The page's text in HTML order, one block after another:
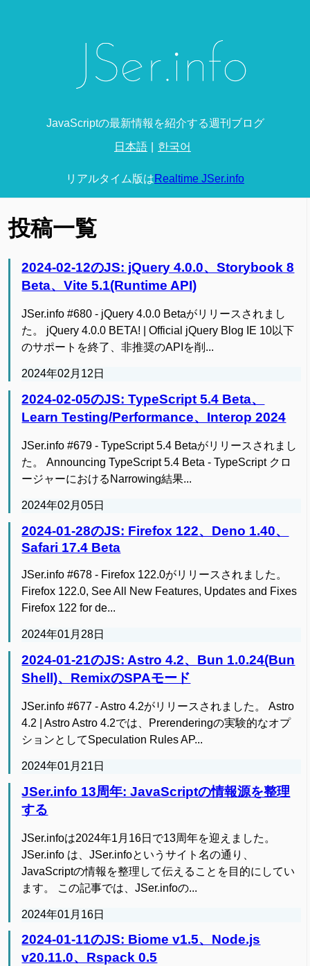
JavaScriptの最新情報を紹介する週刊ブログ
日本語 한국어
リアルタイム版はRealtime JSer.info
投稿一覧
2024-02-12のJS: jQuery 4.0.0、Storybook 8
Beta、Vite 5.1(Runtime API)
JSer.info #680 - jQuery 4.0.0 Betaがリリースされまし
た。 jQuery 4.0.0 BETA! | Official jQuery Blog IE 10以下
のサポートを終了、非推奨のAPIを削...
2024年02月12日
2024-02-05のJS: TypeScript 5.4 Beta、
Learn Testing/Performance、Interop 2024
JSer.info #679 - TypeScript 5.4 Betaがリリースされまし
た。 Announcing TypeScript 5.4 Beta - TypeScript クロ
ージャーにおけるNarrowing結果...
2024年02月05日
2024-01-28のJS: Firefox 122、Deno 1.40、
Safari 17.4 Beta
JSer.info #678 - Firefox 122.0がリリースされました。
Firefox 122.0, See All New Features, Updates and Fixes
Firefox 122 for de...
2024年01月28日
2024-01-21のJS: Astro 4.2、Bun 1.0.24(Bun
Shell)、RemixのSPAモード
JSer.info #677 - Astro 4.2がリリースされました。 Astro
4.2 | Astro Astro 4.2では、Prerenderingの実験的なオプ
ションとしてSpeculation Rules AP...
2024年01月21日
JSer.info 13周年: JavaScriptの情報源を整理
する
JSer.infoは2024年1月16日で13周年を迎えました。
JSer.info は、JSer.infoというサイト名の通り、
JavaScriptの情報を整理して伝えることを目的にしてい
ます。 この記事では、JSer.infoの...
2024年01月16日
2024-01-11のJS: Biome v1.5、Node.js
v20.11.0、Rspack 0.5